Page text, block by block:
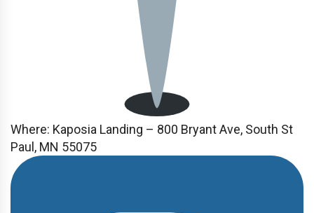
Where: Kaposia Landing – 800 Bryant Ave, South St
Paul, MN 55075